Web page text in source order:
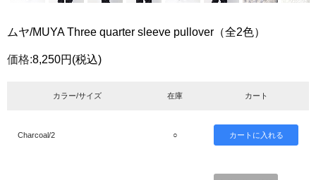
ムヤ/MUYA Three quarter sleeve pullover（全2色）
価格:8,250円 (税込)
カラー/サイズ 在庫 カート
Charcoal/2 ○